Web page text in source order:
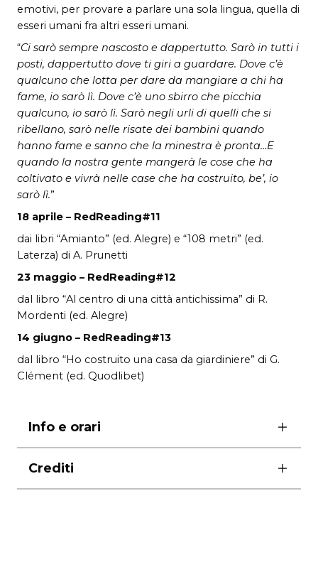
emotivi, per provare a parlare una sola lingua, quella di
esseri umani fra altri esseri umani.
“Ci sarò sempre nascosto e dappertutto. Sarò in tutti i
posti, dappertutto dove ti giri a guardare. Dove c’è
qualcuno che lotta per dare da mangiare a chi ha
fame, io sarò lì. Dove c’è uno sbirro che picchia
qualcuno, io sarò lì. Sarò negli urli di quelli che si
ribellano, sarò nelle risate dei bambini quando
hanno fame e sanno che la minestra è pronta…E
quando la nostra gente mangerà le cose che ha
coltivato e vivrà nelle case che ha costruito, be’, io
sarò lì.”
18 aprile – RedReading#11
dai libri “Amianto” (ed. Alegre) e “108 metri” (ed.
Laterza) di A. Prunetti
23 maggio – RedReading#12
dal libro “Al centro di una città antichissima” di R.
Mordenti (ed. Alegre)
14 giugno – RedReading#13
dal libro “Ho costruito una casa da giardiniere” di G.
Clément (ed. Quodlibet)
Info e orari
ore 20.00
con prenotazione a
bartolinibaronio@gmail.com
Crediti